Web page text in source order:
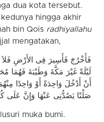
dua kota tersebut.
hingga akhir
bin Qois radhiyallahu
mengatakan,
فَأَخْرُجَ فَأَسِيرَ فِى الأَرْضِ فَلاَ
لَيْلَةً غَيْرَ مَكَّةَ وَطَيْبَةَ فَهُمَا
أَنْ أَدْخُلَ وَاحِدَةً أَوْ وَاحِدًا
صَلْتًا يَصُدُّنِى عَنْهَا وَإِنَّ عَلَى
muka bumi.